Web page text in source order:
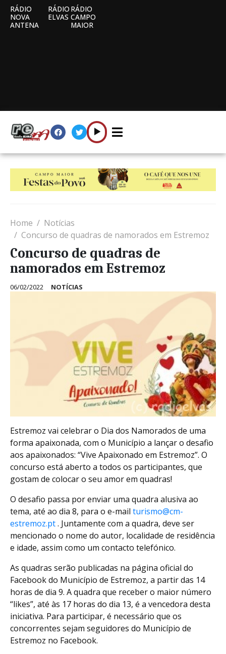
RÁDIO
NOVA
ANTENA
RÁDIO
ELVAS
RÁDIO
CAMPO
MAIOR
Home
Notícias
Concurso de quadras de namorados em Estremoz
Concurso de quadras de
namorados em Estremoz
06/02/2022 NOTÍCIAS
Estremoz vai celebrar o Dia dos Namorados de uma
forma apaixonada, com o Município a lançar o desafio
aos apaixonados: “Vive Apaixonado em Estremoz”. O
concurso está aberto a todos os participantes, que
gostam de colocar o seu amor em quadras!
O desafio passa por enviar uma quadra alusiva ao
tema, até ao dia 8, para o e-mail turismo@cm-
estremoz.pt. Juntamente com a quadra, deve ser
mencionado o nome do autor, localidade de residência
e idade, assim como um contacto telefónico.
As quadras serão publicadas na página oficial do
Facebook do Município de Estremoz, a partir das 14
horas de dia 9. A quadra que receber o maior número
“likes”, até às 17 horas do dia 13, é a vencedora desta
iniciativa. Para participar, é necessário que os
concorrentes sejam seguidores do Município de
Estremoz no Facebook.